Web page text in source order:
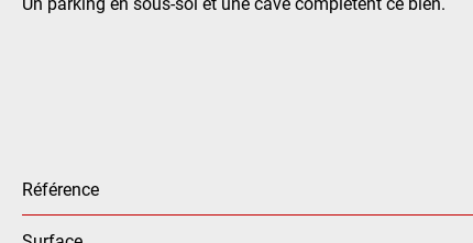
Référence